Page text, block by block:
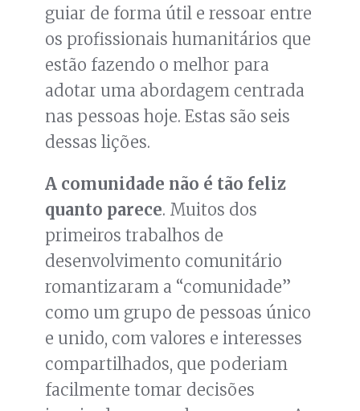
guiar de forma útil e ressoar entre
os profissionais humanitários que
estão fazendo o melhor para
adotar uma abordagem centrada
nas pessoas hoje. Estas são seis
dessas lições.
A comunidade não é tão feliz
quanto parece. Muitos dos
primeiros trabalhos de
desenvolvimento comunitário
romantizaram a “comunidade”
como um grupo de pessoas único
e unido, com valores e interesses
compartilhados, que poderiam
facilmente tomar decisões